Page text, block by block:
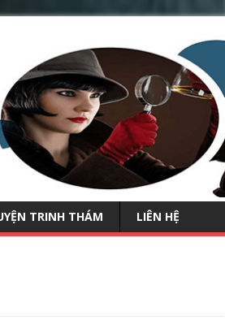
TRINH THÁM LIÊN HỆ